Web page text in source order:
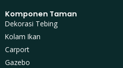
Komponen Taman
Dekorasi Tebing
Kolam Ikan
Carport
Gazebo